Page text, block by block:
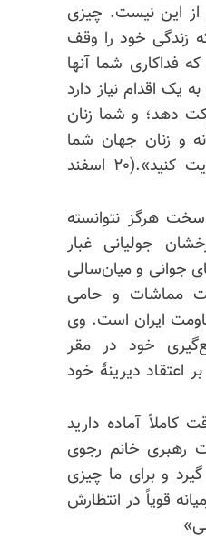
از این نیست. چیزی
زندگی خود را وقف
فداکاری شما آنها
یک اقدام نیاز دارد
دهد؛ و شما زنان
و زنان جهان شما
می‌توانید این را هدایت کنید».(۲۰ اسفند
هرگز نتوانسته
جولیانی غبار
جوانی و میان‌سالی
مماشات و حامی
ایران است. وی
خود در مقر
اعتقاد دیرینهٔ خود
آماده دارید
رهبری خانم رجوی
و برای ما چیزی
قویاً در انتظارش